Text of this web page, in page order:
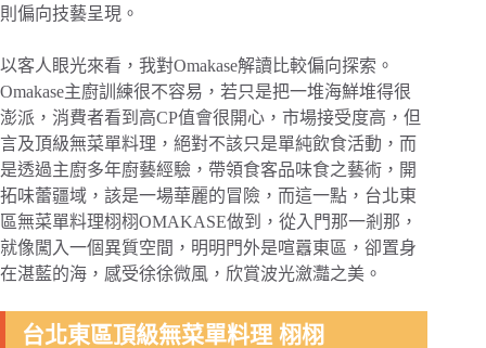
則偏向技藝呈現。
以客人眼光來看，我對Omakase解讀比較偏向探索。
Omakase主廚訓練很不容易，若只是把一堆海鮮堆得很
澎派，消費者看到高CP值會很開心，市場接受度高，但
言及頂級無菜單料理，絕對不該只是單純飲食活動，而
是透過主廚多年廚藝經驗，帶領食客品味食之藝術，開
拓味蕾疆域，該是一場華麗的冒險，而這一點，台北東
區無菜單料理栩栩OMAKASE做到，從入門那一剎那，
就像闖入一個異質空間，明明門外是喧囂東區，卻置身
在湛藍的海，感受徐徐微風，欣賞波光瀲灩之美。
台北東區頂級無菜單料理 栩栩